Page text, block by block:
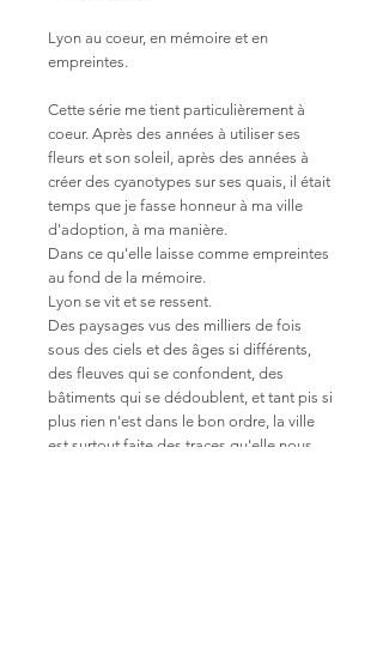
Lyon au coeur, en mémoire et en
empreintes.
Cette série me tient particulièrement à
coeur. Après des années à utiliser ses
fleurs et son soleil, après des années à
créer des cyanotypes sur ses quais, il était
temps que je fasse honneur à ma ville
d'adoption, à ma manière.
Dans ce qu'elle laisse comme empreintes
au fond de la mémoire.
Lyon se vit et se ressent.
Des paysages vus des milliers de fois
sous des ciels et des âges si différents,
des fleuves qui se confondent, des
bâtiments qui se dédoublent, et tant pis si
plus rien n'est dans le bon ordre, la ville
est surtout faite des traces qu'elle nous